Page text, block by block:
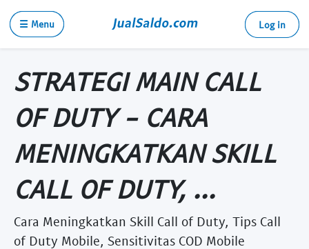
☰ Menu Log in
STRATEGI MAIN CALL
OF DUTY - CARA
MENINGKATKAN SKILL
CALL OF DUTY, ...
Cara Meningkatkan Skill Call of Duty, Tips Call
of Duty Mobile, Sensitivitas COD Mobile